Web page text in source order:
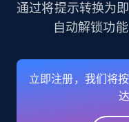
Instagram -
business account,
verified, and more.
通过将提示转换为
自动解锁功
立即注册，我们将